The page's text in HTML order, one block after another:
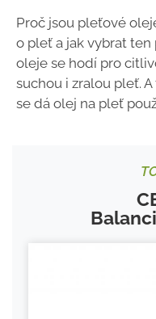
Proč jsou pleťové
o pleť a jak vybrat ten
oleje se hodí pro
suchou i zralou pleť.
se dá olej na pleť